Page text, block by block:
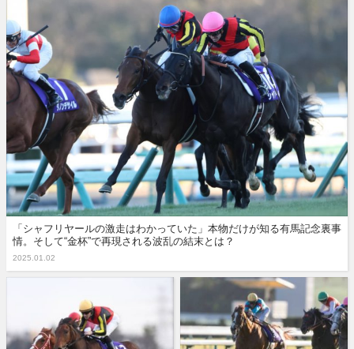
「シャフリヤールの激走はわかっていた」本物だけが知る有馬記念裏事
情。そして“金杯”で再現される波乱の結末とは？
2025.01.02